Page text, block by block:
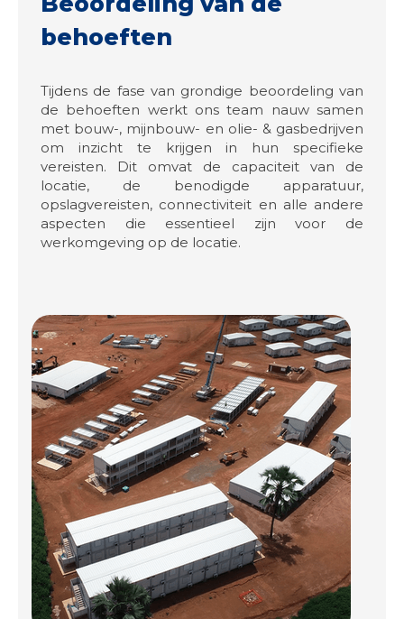
behoeften
Tijdens de fase van grondige beoordeling van
de behoeften werkt ons team nauw samen
met bouw-, mijnbouw- en olie- & gasbedrijven
om inzicht te krijgen in hun specifieke
vereisten. Dit omvat de capaciteit van de
locatie, de benodigde apparatuur,
opslagvereisten, connectiviteit en alle andere
aspecten die essentieel zijn voor de
werkomgeving op de locatie.